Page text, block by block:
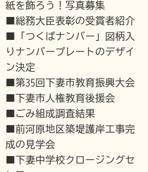
紙を飾ろう！写真募集
■総務大臣表彰の受賞者紹介
■「つくばナンバー」図柄入
りナンバープレートのデザイ
ン決定
■第35回下妻市教育振興大会
■下妻市人権教育後援会
■ごみ組成調査結果
■前河原地区築堤護岸工事完
成の見学会
■下妻中学校クロージングセ